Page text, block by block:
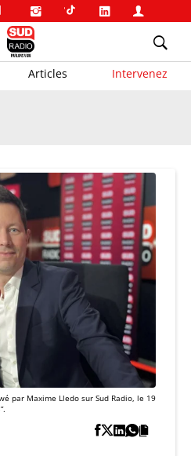
Articles Intervenez
par Maxime Lledo sur Sud Radio, le 19